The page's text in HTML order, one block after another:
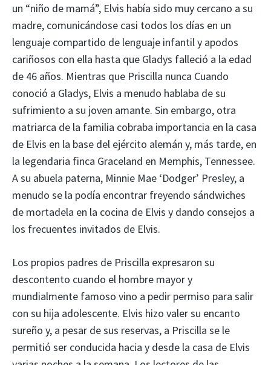
un “niño de mamá”, Elvis había sido muy cercano a su
madre, comunicándose casi todos los días en un
lenguaje compartido de lenguaje infantil y apodos
cariñosos con ella hasta que Gladys falleció a la edad
de 46 años. Mientras que Priscilla nunca Cuando
conoció a Gladys, Elvis a menudo hablaba de su
sufrimiento a su joven amante. Sin embargo, otra
matriarca de la familia cobraba importancia en la casa
de Elvis en la base del ejército alemán y, más tarde, en
la legendaria finca Graceland en Memphis, Tennessee.
A su abuela paterna, Minnie Mae ‘Dodger’ Presley, a
menudo se la podía encontrar freyendo sándwiches
de mortadela en la cocina de Elvis y dando consejos a
los frecuentes invitados de Elvis.
Los propios padres de Priscilla expresaron su
descontento cuando el hombre mayor y
mundialmente famoso vino a pedir permiso para salir
con su hija adolescente. Elvis hizo valer su encanto
sureño y, a pesar de sus reservas, a Priscilla se le
permitió ser conducida hacia y desde la casa de Elvis